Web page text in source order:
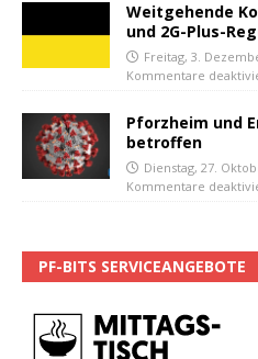
Weitgehende
und 2G-Plus-
Freitag, 3.
Kommentare
Pforzheim und
betroffen
Dienstag, 27.
Kommentare
PF-BITS SERVICEANGEBOTE